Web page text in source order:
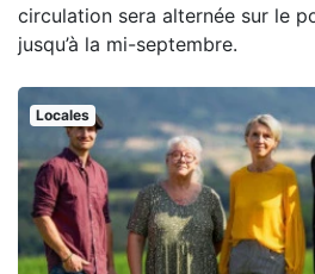
circulation sera alternée sur le
jusqu’à la mi-septembre.
Locales